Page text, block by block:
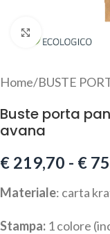
Home/BUSTE
Buste porta
avana
€ 219,70 - €
Materiale: carta
Stampa: 1 colore